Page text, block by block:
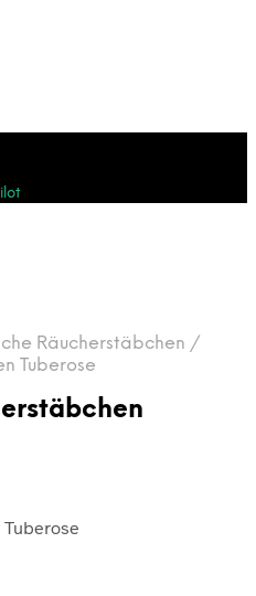
Räucherstäbchen /
Tuberose